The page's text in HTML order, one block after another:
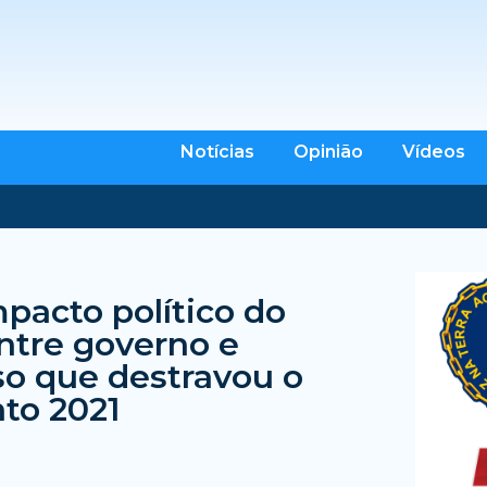
Notícias Opinião Vídeos
político do
governo e
que destravou o
2021